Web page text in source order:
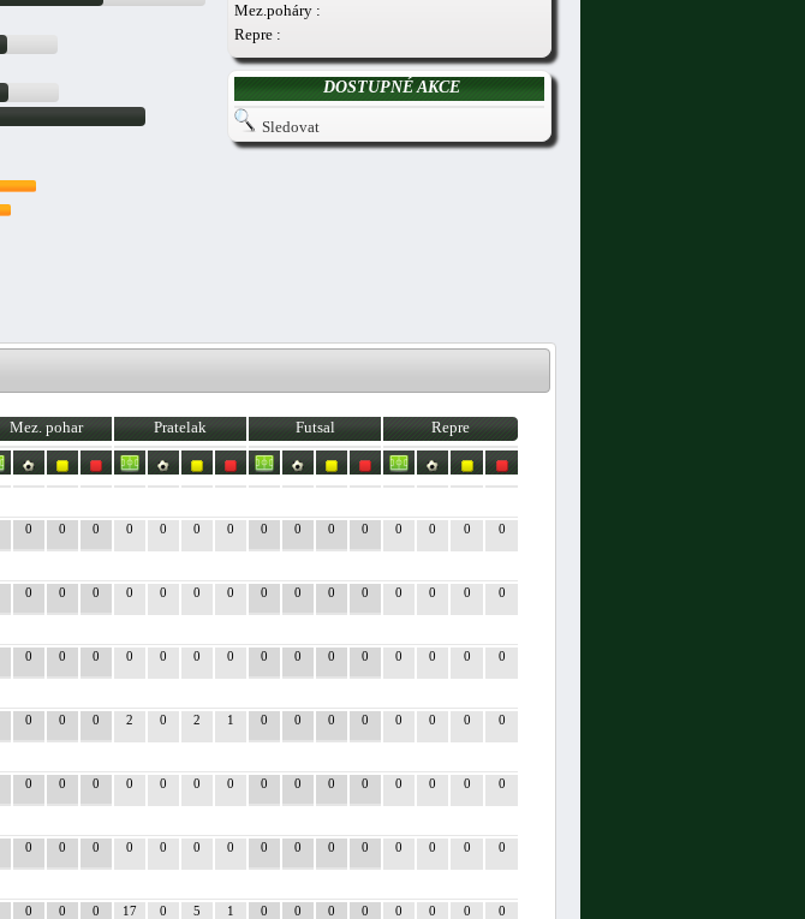
Mez.poháry :
Repre :
DOSTUPNÉ AKCE
Sledovat
Mez. pohar Pratelak Futsal Repre
0 0 0 0 0 0 0 0 0 0 0 0 0 0 0
0 0 0 0 0 0 0 0 0 0 0 0 0 0 0
0 0 0 0 0 0 0 0 0 0 0 0 0 0 0
0 0 0 2 0 2 1 0 0 0 0 0 0 0 0
0 0 0 0 0 0 0 0 0 0 0 0 0 0 0
0 0 0 0 0 0 0 0 0 0 0 0 0 0 0
0 0 0 17 0 5 1 0 0 0 0 0 0 0 0